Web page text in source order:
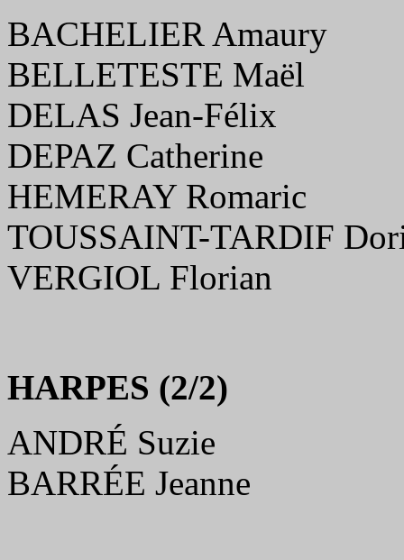
BACHELIER Amaury
BELLETESTE Maël
DELAS Jean-Félix
DEPAZ Catherine
HEMERAY Romaric
TOUSSAINT-TARDIF
VERGIOL Florian
HARPES (2/2)
ANDRÉ Suzie
BARRÉE Jeanne